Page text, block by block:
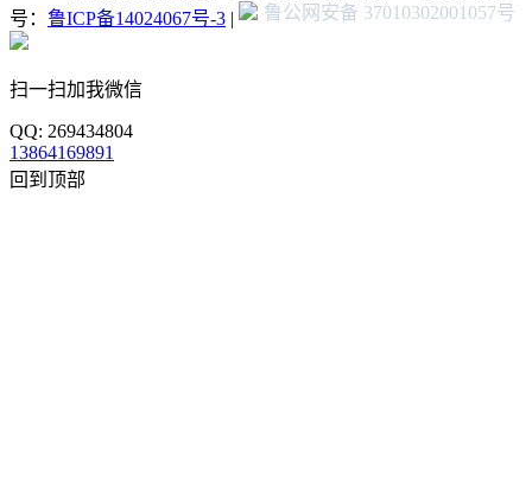
号： 鲁ICP备14024067号-3 | 鲁公网安备 37010302001057号
扫一扫加我微信
QQ: 269434804
13864169891
回到顶部